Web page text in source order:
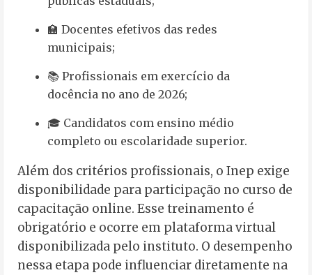
🏫 Docentes efetivos das redes
municipais;
📚 Profissionais em exercício da
docência no ano de 2026;
🎓 Candidatos com ensino médio
completo ou escolaridade superior.
Além dos critérios profissionais, o Inep exige
disponibilidade para participação no curso de
capacitação online. Esse treinamento é
obrigatório e ocorre em plataforma virtual
disponibilizada pelo instituto. O desempenho
nessa etapa pode influenciar diretamente na